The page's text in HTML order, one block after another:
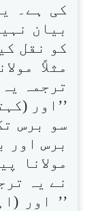
کی ہے۔
بیان
کو نقل
مثلاً
ترجمہ
’’اور
سو برس
برس اور
مولانا
نے یہ
’’ اور